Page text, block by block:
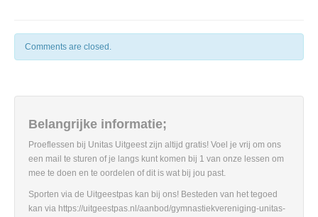
Comments are closed.
Belangrijke informatie;
Proeflessen bij Unitas Uitgeest zijn altijd gratis! Voel je vrij om ons
een mail te sturen of je langs kunt komen bij 1 van onze lessen om
mee te doen en te oordelen of dit is wat bij jou past.
Sporten via de Uitgeestpas kan bij ons! Besteden van het tegoed
kan via https://uitgeestpas.nl/aanbod/gymnastiekvereniging-unitas-